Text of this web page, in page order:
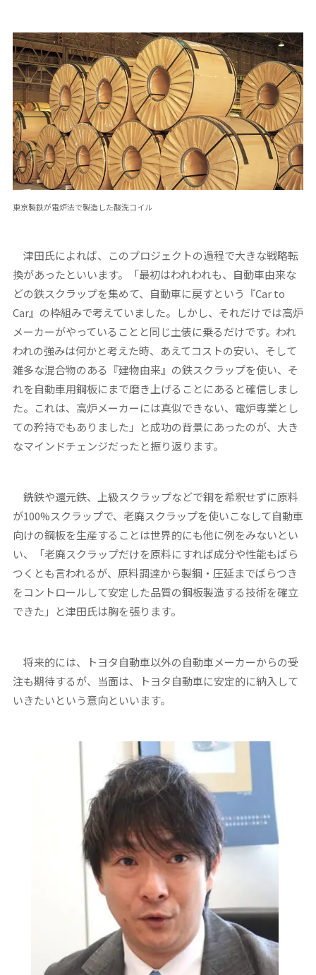
東京製鉄が電炉法で製造した酸洗コイル
津田氏によれば、このプロジェクトの過程で大きな戦略転
換があったといいます。「最初はわれわれも、自動車由来な
どの鉄スクラップを集めて、自動車に戻すという『Car to
Car』の枠組みで考えていました。しかし、それだけでは高炉
メーカーがやっていることと同じ土俵に乗るだけです。われ
われの強みは何かと考えた時、あえてコストの安い、そして
雑多な混合物のある『建物由来』の鉄スクラップを使い、そ
れを自動車用鋼板にまで磨き上げることにあると確信しまし
た。これは、高炉メーカーには真似できない、電炉専業とし
ての矜持でもありました」と成功の背景にあったのが、大き
なマインドチェンジだったと振り返ります。
銑鉄や還元鉄、上級スクラップなどで銅を希釈せずに原料
が100%スクラップで、老廃スクラップを使いこなして自動車
向けの鋼板を生産することは世界的にも他に例をみないとい
い、「老廃スクラップだけを原料にすれば成分や性能もばら
つくとも言われるが、原料調達から製鋼・圧延までばらつき
をコントロールして安定した品質の鋼板製造する技術を確立
できた」と津田氏は胸を張ります。
将来的には、トヨタ自動車以外の自動車メーカーからの受
注も期待するが、当面は、トヨタ自動車に安定的に納入して
いきたいという意向といいます。